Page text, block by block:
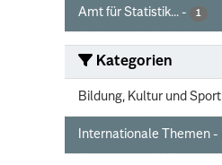
Amt für Statistik... - 1
Kategorien
Bildung, Kultur und Sport
Internationale Themen -